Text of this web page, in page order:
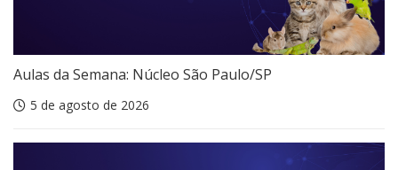
Aulas da Semana: Núcleo São Paulo/SP
5 de agosto de 2026